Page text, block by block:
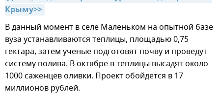
Крыму>>
В данный момент в селе Маленьком на опытной базе
вуза устанавливаются теплицы, площадью 0,75
гектара, затем ученые подготовят почву и проведут
систему полива. В октябре в теплицы высадят около
1000 саженцев оливки. Проект обойдется в 17
миллионов рублей.